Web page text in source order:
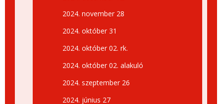
2024. november 28
2024. október 31
2024. október 02. rk.
2024. október 02. alakuló
2024. szeptember 26
2024. június 27